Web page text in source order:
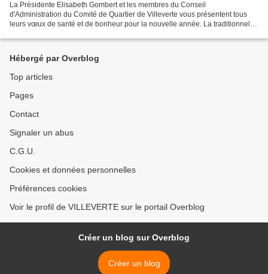
La Présidente Elisabeth Gombert et les membres du Conseil
d'Administration du Comité de Quartier de Villeverte vous présentent tous
leurs vœux de santé et de bonheur pour la nouvelle année. La traditionnelle
Hébergé par Overblog
Top articles
Pages
Contact
Signaler un abus
C.G.U.
Cookies et données personnelles
Préférences cookies
Voir le profil de VILLEVERTE sur le portail Overblog
Créer un blog sur Overblog
Créer un blog